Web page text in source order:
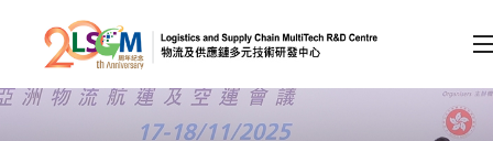
A A EN 繁 简